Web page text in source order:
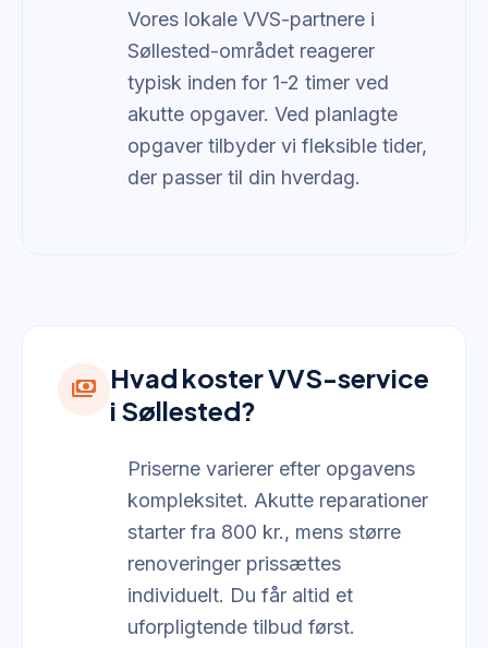
Vores lokale VVS-partnere i
Søllested-området reagerer
typisk inden for 1-2 timer ved
akutte opgaver. Ved planlagte
opgaver tilbyder vi fleksible tider,
der passer til din hverdag.
payments Hvad koster VVS-service
i Søllested?
Priserne varierer efter opgavens
kompleksitet. Akutte reparationer
starter fra 800 kr., mens større
renoveringer prissættes
individuelt. Du får altid et
uforpligtende tilbud først.